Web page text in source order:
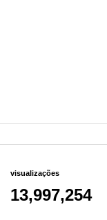
visualizações
13,997,254